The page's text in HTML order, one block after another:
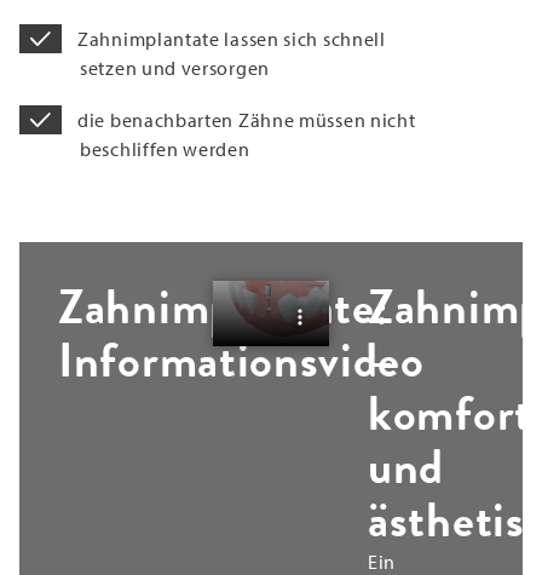
Zahnimplantate lassen sich schnell
setzen und versorgen
die benachbarten Zähne müssen nicht
beschliffen werden
Zahnimplantate:
Informationsvideo
–
und
Ein